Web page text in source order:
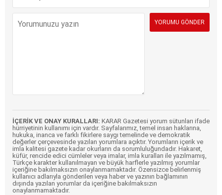
İÇERİK VE ONAY KURALLARI: KARAR Gazetesi yorum sütunları ifade
hürriyetinin kullanımı için vardır. Sayfalarımız, temel insan haklarına,
hukuka, inanca ve farklı fikirlere saygı temelinde ve demokratik
değerler çerçevesinde yazılan yorumlara açıktır. Yorumların içerik ve
imla kalitesi gazete kadar okurların da sorumluluğundadır. Hakaret,
küfür, rencide edici cümleler veya imalar, imla kuralları ile yazılmamış,
Türkçe karakter kullanılmayan ve büyük harflerle yazılmış yorumlar
içeriğine bakılmaksızın onaylanmamaktadır. Özensizce belirlenmiş
kullanıcı adlarıyla gönderilen veya haber ve yazının bağlamının
dışında yazılan yorumlar da içeriğine bakılmaksızın
onaylanmamaktadır.